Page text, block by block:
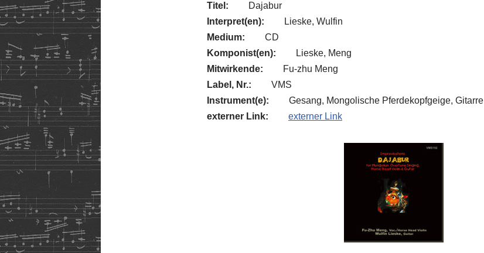
Titel:
Dajabur
Interpret(en):
Lieske, Wulfin
Medium:
CD
Komponist(en):
Lieske, Meng
Mitwirkende:
Fu-zhu Meng
Label, Nr.:
VMS
Instrument(e):
Gesang, Mongolische Pferdekopfgeige, Gitarre
externer Link:
externer Link